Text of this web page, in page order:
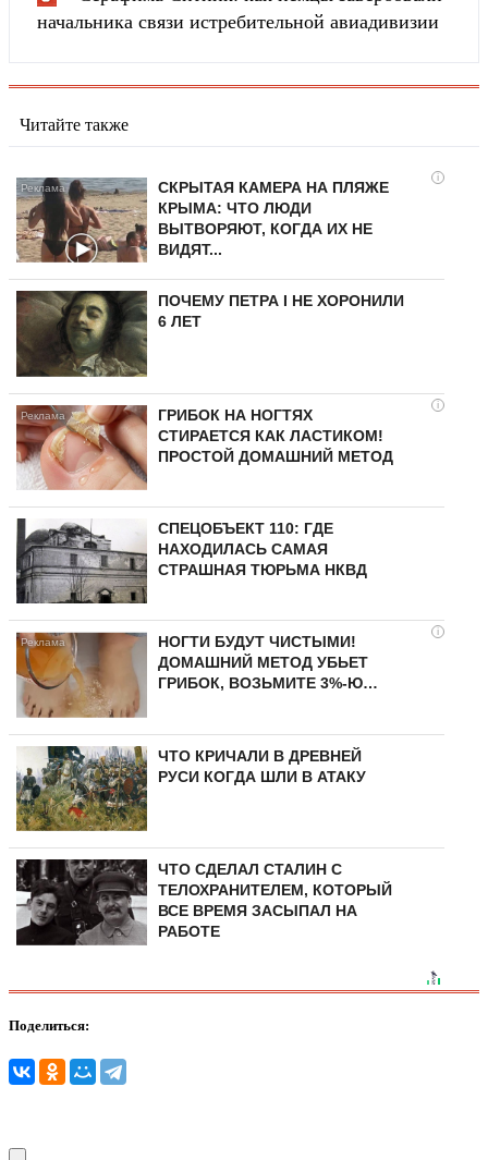
начальника связи истребительной авиадивизии
Читайте также
i
СКРЫТАЯ КАМЕРА НА ПЛЯЖЕ
КРЫМА: ЧТО ЛЮДИ
ВЫТВОРЯЮТ, КОГДА ИХ НЕ
ВИДЯТ...
ПОЧЕМУ ПЕТРА I НЕ ХОРОНИЛИ
6 ЛЕТ
i
ГРИБОК НА НОГТЯХ
СТИРАЕТСЯ КАК ЛАСТИКОМ!
ПРОСТОЙ ДОМАШНИЙ МЕТОД
СПЕЦОБЪЕКТ 110: ГДЕ
НАХОДИЛАСЬ САМАЯ
СТРАШНАЯ ТЮРЬМА НКВД
i
НОГТИ БУДУТ ЧИСТЫМИ!
ДОМАШНИЙ МЕТОД УБЬЕТ
ГРИБОК, ВОЗЬМИТЕ 3%-Ю…
ЧТО КРИЧАЛИ В ДРЕВНЕЙ
РУСИ КОГДА ШЛИ В АТАКУ
ЧТО СДЕЛАЛ СТАЛИН С
ТЕЛОХРАНИТЕЛЕМ, КОТОРЫЙ
ВСЕ ВРЕМЯ ЗАСЫПАЛ НА
РАБОТЕ
Поделиться: